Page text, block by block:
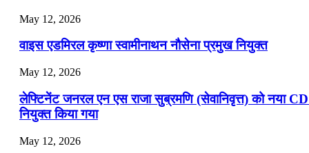
May 12, 2026
वाइस एडमिरल कृष्णा स्वामीनाथन नौसेना प्रमुख नियुक्त
May 12, 2026
लेफ्टिनेंट जनरल एन एस राजा सुब्रमणि (सेवानिवृत्त) को नया
नियुक्त किया गया
May 12, 2026